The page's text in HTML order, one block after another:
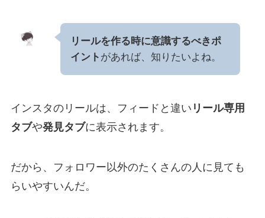
リールを作る時に意識するべきポ
イント があれば、知りたいよね。
インスタのリールは、フィードと違い リール専用
タブや発見タブに表示されます。
だから、フォロワー以外のたくさんの人に見ても
らいやすいんだ。